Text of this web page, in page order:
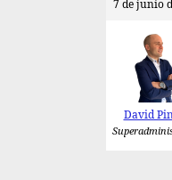
7 de junio
David